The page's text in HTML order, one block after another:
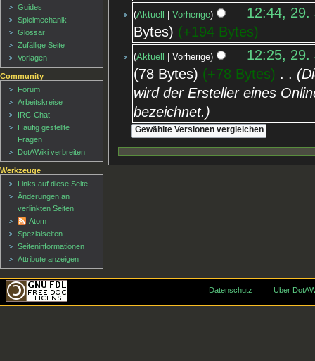
Aktuell Vorherige
12:44, 29.
Bytes
+194 Bytes
Aktuell Vorherige
12:25, 29.
78 Bytes
+78 Bytes
wird der Ersteller eines
bezeichnet.
Guides
Spielmechanik
Glossar
Zufällige Seite
Vorlagen
Community
Forum
Arbeitskreise
IRC-Chat
Häufig gestellte
Fragen
DotAWiki verbreiten
Werkzeuge
Links auf diese Seite
Änderungen an
verlinkten Seiten
Atom
Spezialseiten
Seiten­informationen
Attribute anzeigen
Datenschutz Über